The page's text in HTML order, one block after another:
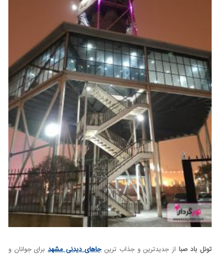
تونل باد صبا از جدیدترین و جذاب ترینجاهای دیدنی مشهدبرای جوانان و